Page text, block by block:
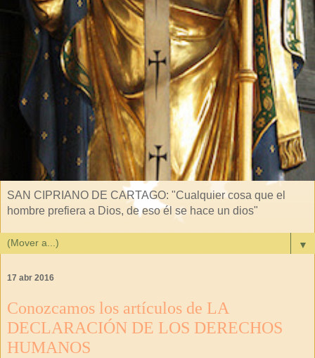
SAN CIPRIANO DE CARTAGO: "Cualquier cosa que el
hombre prefiera a Dios, de eso él se hace un dios"
▼
17 abr 2016
Conozcamos los artículos de LA
DECLARACIÓN DE LOS DERECHOS
HUMANOS